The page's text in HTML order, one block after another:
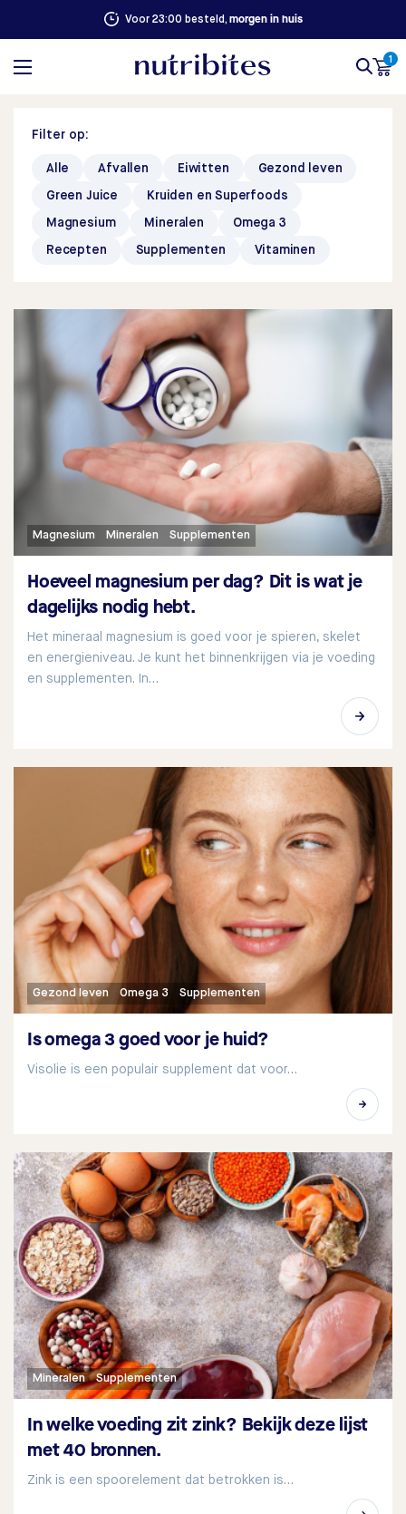
100% succesgarantie. Niet goed, geld terug
1
Filter op:
Alle Afvallen Eiwitten Gezond leven
Green Juice Kruiden en Superfoods
Magnesium Mineralen Omega 3
Recepten Supplementen Vitaminen
Magnesium Mineralen Supplementen
Hoeveel magnesium per dag? Dit is wat je
dagelijks nodig hebt.
Het mineraal magnesium is goed voor je spieren, skelet
en energieniveau. Je kunt het binnenkrijgen via je voeding
en supplementen. In…
Gezond leven Omega 3 Supplementen
Is omega 3 goed voor je huid?
Visolie is een populair supplement dat voor…
Mineralen Supplementen
In welke voeding zit zink? Bekijk deze lijst
met 40 bronnen.
Zink is een spoorelement dat betrokken is…